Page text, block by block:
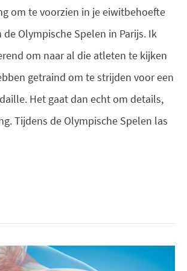
om te voorzien in je eiwitbehoefte
de Olympische Spelen in Parijs. Ik
om naar al die atleten te kijken
getraind om te strijden voor een
Het gaat dan echt om details,
Tijdens de Olympische Spelen las